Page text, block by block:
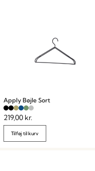
Apply Bøjle Sort
219,00 kr.
Tilføj til kurv